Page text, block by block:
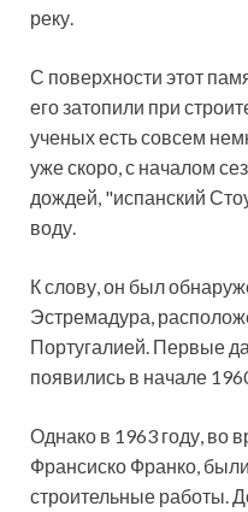
реку.
С поверхности этот
его затопили при
ученых есть совсем
уже скоро, с началом
дождей, "испанский
воду.
К слову, он был
Эстремадура,
Португалией. Первые
появились в начале
Однако в 1963 году, во
Франсиско Франко,
строительные работы.